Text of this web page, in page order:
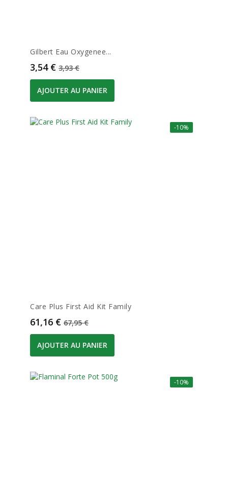
Gilbert Eau Oxygenee...
Prix
3,54 € Prix de base
3,93 €
AJOUTER AU PANIER
-10%
Care Plus First Aid Kit Family
Prix
61,16 € Prix de base
67,95 €
AJOUTER AU PANIER
-10%